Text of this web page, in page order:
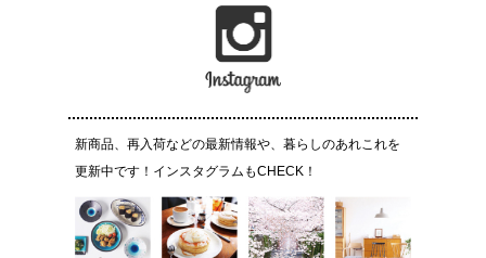
新商品、再入荷などの最新情報や、暮らしのあれこれを
更新中です！インスタグラムもCHECK！